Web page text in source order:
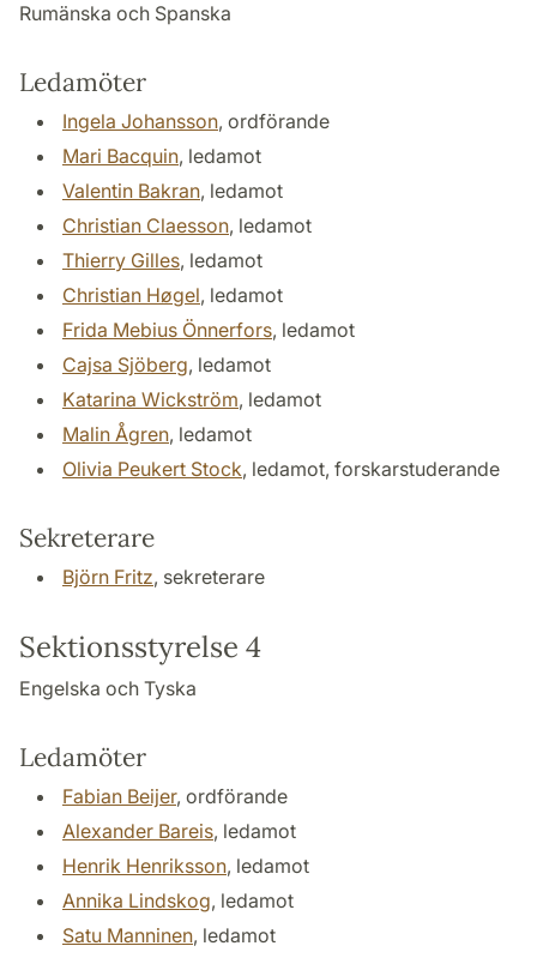
Rumänska och Spanska
Ledamöter
Ingela Johansson, ordförande
Mari Bacquin, ledamot
Valentin Bakran, ledamot
Christian Claesson, ledamot
Thierry Gilles, ledamot
Christian Høgel, ledamot
Frida Mebius Önnerfors, ledamot
Cajsa Sjöberg, ledamot
Katarina Wickström, ledamot
Malin Ågren, ledamot
Olivia Peukert Stock, ledamot, forskarstuderande
Sekreterare
Björn Fritz, sekreterare
Sektionsstyrelse 4
Engelska och Tyska
Ledamöter
Fabian Beijer, ordförande
Alexander Bareis, ledamot
Henrik Henriksson, ledamot
Annika Lindskog, ledamot
Satu Manninen, ledamot